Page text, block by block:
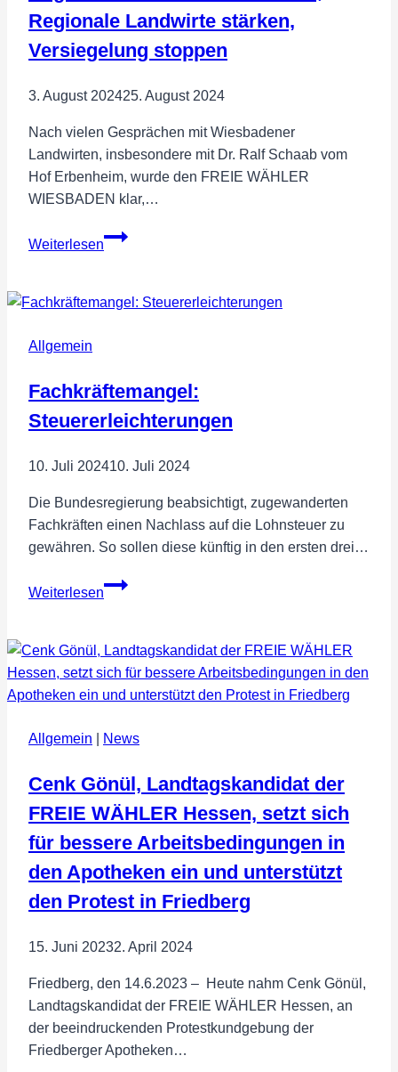
Regionale Landwirte stärken,
Versiegelung stoppen
3. August 202425. August 2024
Nach vielen Gesprächen mit Wiesbadener
Landwirten, insbesondere mit Dr. Ralf Schaab vom
Hof Erbenheim, wurde den FREIE WÄHLER
WIESBADEN klar,…
Weiterlesen
Regionale
Regionale
stoppen
Allgemein
Fachkräftemangel:
Steuererleichterungen
10. Juli 202410. Juli 2024
Die Bundesregierung beabsichtigt, zugewanderten
Fachkräften einen Nachlass auf die Lohnsteuer zu
gewähren. So sollen diese künftig in den ersten drei…
Weiterlesen
Fachkräftemangel:
Allgemein News
Cenk Gönül, Landtagskandidat der
FREIE WÄHLER Hessen, setzt sich
für bessere Arbeitsbedingungen in
den Apotheken ein und unterstützt
den Protest in Friedberg
15. Juni 20232. April 2024
Friedberg, den 14.6.2023 – Heute nahm Cenk Gönül,
Landtagskandidat der FREIE WÄHLER Hessen, an
der beeindruckenden Protestkundgebung der
Friedberger Apotheken…